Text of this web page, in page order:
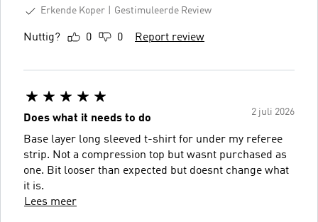
Erkende Koper
Gestimuleerde Review
Nuttig? 0 0 Report review
2 juli 2026
Does what it needs to do
Base layer long sleeved t-shirt for under my referee
strip. Not a compression top but wasnt purchased as
one. Bit looser than expected but doesnt change what
it is.
Lees meer